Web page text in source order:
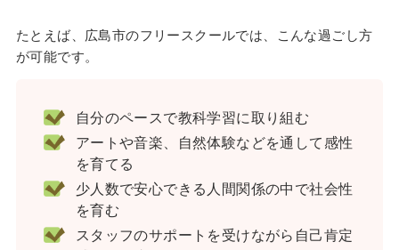
たとえば、広島市のフリースクールでは、こんな過ごし方
が可能です。
自分のペースで教科学習に取り組む
アートや音楽、自然体験などを通して感性
を育てる
少人数で安心できる人間関係の中で社会性
を育む
スタッフのサポートを受けながら自己肯定